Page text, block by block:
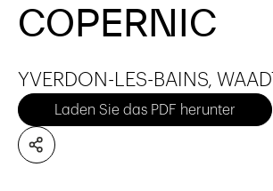
COPERNIC
YVERDON-LES-BAINS, WAADT
Laden Sie das PDF herunter